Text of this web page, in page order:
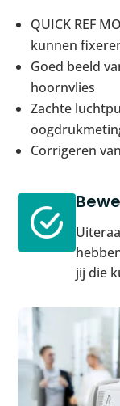
QUICK REF
kunnen
Goed beeld
hoornvlies
Zachte
Corrigeren
jij die